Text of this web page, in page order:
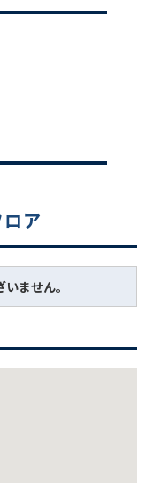
ア
ません。